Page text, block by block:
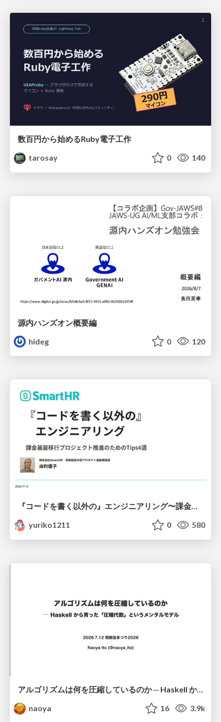
数百円から始めるRuby電子工作
tarosay
0 140
源内ハンズオン概要編
hideg
0 120
『コードを書く以外の』エンジニアリング〜課金基盤移行プロジェクト推進のためのTips4選
yuriko1211
0 580
アルゴリズムは何を圧縮しているのか ─ Haskell から育った「圧縮代数」というメンタルモデル
naoya
16 3.9k